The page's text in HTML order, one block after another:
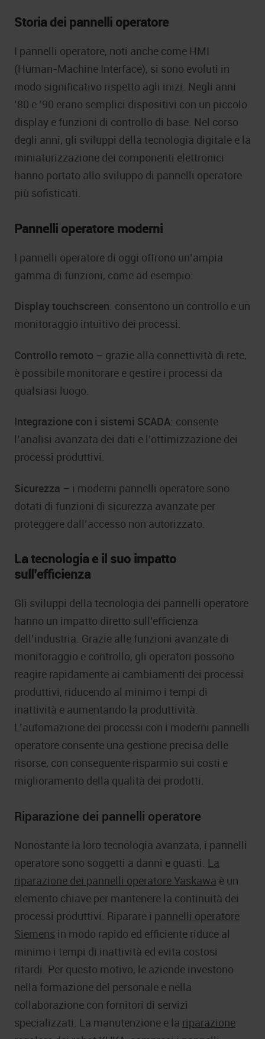
Storia dei pannelli operatore
I pannelli operatore, noti anche come HMI
(Human-Machine Interface), si sono evoluti in
modo significativo rispetto agli inizi. Negli anni
’80 e ’90 erano semplici dispositivi con un piccolo
display e funzioni di controllo di base. Nel corso
degli anni, gli sviluppi della tecnologia digitale e la
miniaturizzazione dei componenti elettronici
hanno portato allo sviluppo di pannelli operatore
più sofisticati.
Pannelli operatore moderni
I pannelli operatore di oggi offrono un’ampia
gamma di funzioni, come ad esempio:
Display touchscreen: consentono un controllo e un
monitoraggio intuitivo dei processi.
Controllo remoto – grazie alla connettività di rete,
è possibile monitorare e gestire i processi da
qualsiasi luogo.
Integrazione con i sistemi SCADA: consente
l’analisi avanzata dei dati e l’ottimizzazione dei
processi produttivi.
Sicurezza – i moderni pannelli operatore sono
dotati di funzioni di sicurezza avanzate per
proteggere dall’accesso non autorizzato.
La tecnologia e il suo impatto
sull’efficienza
Gli sviluppi della tecnologia dei pannelli operatore
hanno un impatto diretto sull’efficienza
dell’industria. Grazie alle funzioni avanzate di
monitoraggio e controllo, gli operatori possono
reagire rapidamente ai cambiamenti dei processi
produttivi, riducendo al minimo i tempi di
inattività e aumentando la produttività.
L’automazione dei processi con i moderni pannelli
operatore consente una gestione precisa delle
risorse, con conseguente risparmio sui costi e
miglioramento della qualità dei prodotti.
Riparazione dei pannelli operatore
Nonostante la loro tecnologia avanzata, i pannelli
operatore sono soggetti a danni e guasti. La
riparazione dei pannelli operatore Yaskawa è un
elemento chiave per mantenere la continuità dei
processi produttivi. Riparare i pannelli operatore
Siemens in modo rapido ed efficiente riduce al
minimo i tempi di inattività ed evita costosi
ritardi. Per questo motivo, le aziende investono
nella formazione del personale e nella
collaborazione con fornitori di servizi
specializzati. La manutenzione e la riparazione